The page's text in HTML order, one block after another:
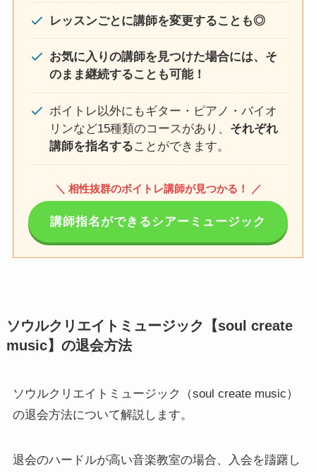
レッスンごとに講師を変更することも◎
お気に入りの講師を見つけた場合には、そ
のまま継続することも可能！
ボイトレ以外にもギター・ピアノ・バイオ
リンなど15種類のコースがあり、 それぞれ
講師を指名することができます。
＼ 相性抜群のボイトレ講師が見つかる！ ／
講師指名ができるシアーミュージック
ソウルクリエイトミュージック【soul create
music】の退会方法
ソウルクリエイトミュージック（soul create music）
の退会方法について解説します。
退会のハードルが高い音楽教室の場合、入会を躊躇し